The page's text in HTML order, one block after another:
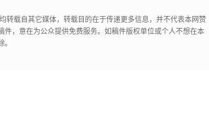
转载自其它媒体，转载目的在于传递更多信息，并不代表本网赞
件，意在为公众提供免费服务。如稿件版权单位或个人不想在本